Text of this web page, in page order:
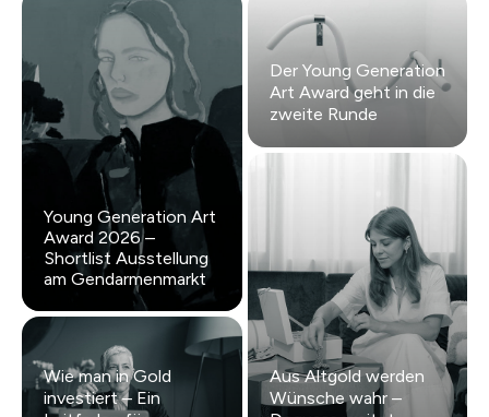
Young Generation Art
Award 2026 –
Shortlist Ausstellung
am Gendarmenmarkt
Der Young Generation
Art Award geht in die
zweite Runde
Aus Altgold werden
Wünsche wahr –
Wie man in Gold
investiert – Ein